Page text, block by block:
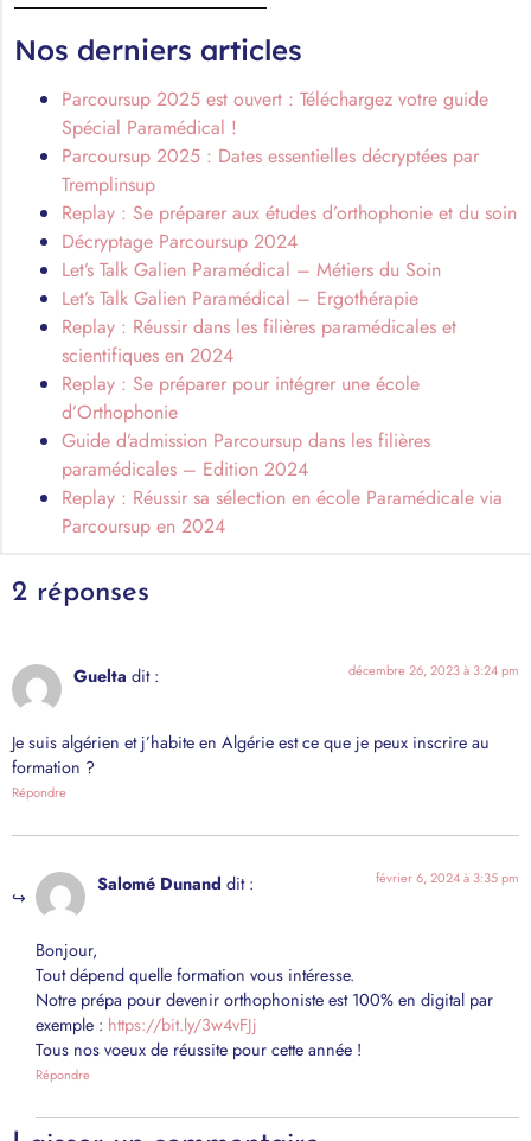
Nos derniers articles
Parcoursup 2025 est ouvert : Téléchargez votre guide
Spécial Paramédical !
Parcoursup 2025 : Dates essentielles décryptées par
Tremplinsup
Replay : Se préparer aux études d’orthophonie et du soin
Décryptage Parcoursup 2024
Let’s Talk Galien Paramédical – Métiers du Soin
Let’s Talk Galien Paramédical – Ergothérapie
Replay : Réussir dans les filières paramédicales et
scientifiques en 2024
Replay : Se préparer pour intégrer une école
d’Orthophonie
Guide d’admission Parcoursup dans les filières
paramédicales – Edition 2024
Replay : Réussir sa sélection en école Paramédicale via
Parcoursup en 2024
2 réponses
Guelta dit : décembre 26, 2023 à 3:24 pm
Je suis algérien et j’habite en Algérie est ce que je peux inscrire au
formation ?
Répondre
Salomé Dunand dit : février 6, 2024 à 3:35 pm
Bonjour,
Tout dépend quelle formation vous intéresse.
Notre prépa pour devenir orthophoniste est 100% en digital par
exemple : https://bit.ly/3w4vFJj
Tous nos voeux de réussite pour cette année !
Répondre